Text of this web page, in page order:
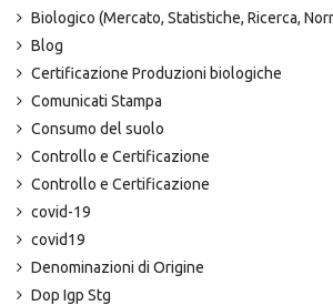
Biologico (Mercato, Statistiche, Ricerca,
Blog
Certificazione Produzioni biologiche
Comunicati Stampa
Consumo del suolo
Controllo e Certificazione
Controllo e Certificazione
covid-19
covid19
Denominazioni di Origine
Dop Igp Stg